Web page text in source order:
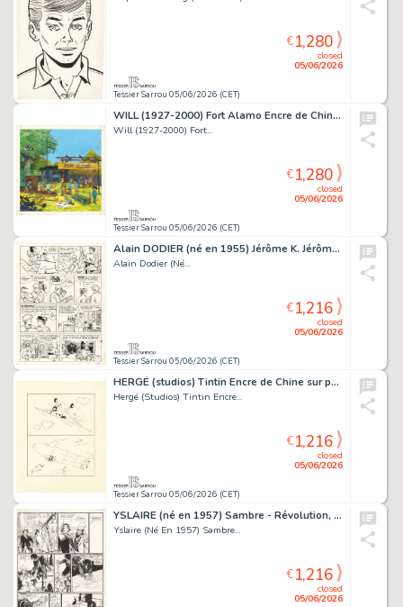
Tessier Sarrou 05/06/2026 (CET)
closed
05/06/2026
€1,280
WILL (1927-2000) Fort Alamo Encre de Chine et gouache...
Will (1927-2000) Fort...
Tessier Sarrou 05/06/2026 (CET)
closed
05/06/2026
€1,280
Alain DODIER (né en 1955) Jérôme K. Jérôme Bloche -...
Alain Dodier (Né...
Tessier Sarrou 05/06/2026 (CET)
closed
05/06/2026
€1,216
HERGÉ (studios) Tintin Encre de Chine sur papier pour...
Hergé (Studios) Tintin Encre...
Tessier Sarrou 05/06/2026 (CET)
closed
05/06/2026
€1,216
YSLAIRE (né en 1957) Sambre - Révolution, révolution... Encre...
Yslaire (Né En 1957) Sambre...
closed
05/06/2026
€1,216